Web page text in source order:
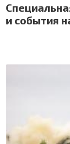
и события